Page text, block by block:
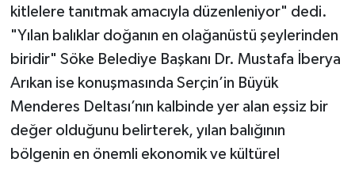
kitlelere tanıtmak amacıyla düzenleniyor" dedi.
"Yılan balıklar doğanın en olağanüstü şeylerinden
biridir" Söke Belediye Başkanı Dr. Mustafa İberya
Arıkan ise konuşmasında Serçin’in Büyük
Menderes Deltası’nın kalbinde yer alan eşsiz bir
değer olduğunu belirterek, yılan balığının
bölgenin en önemli ekonomik ve kültürel